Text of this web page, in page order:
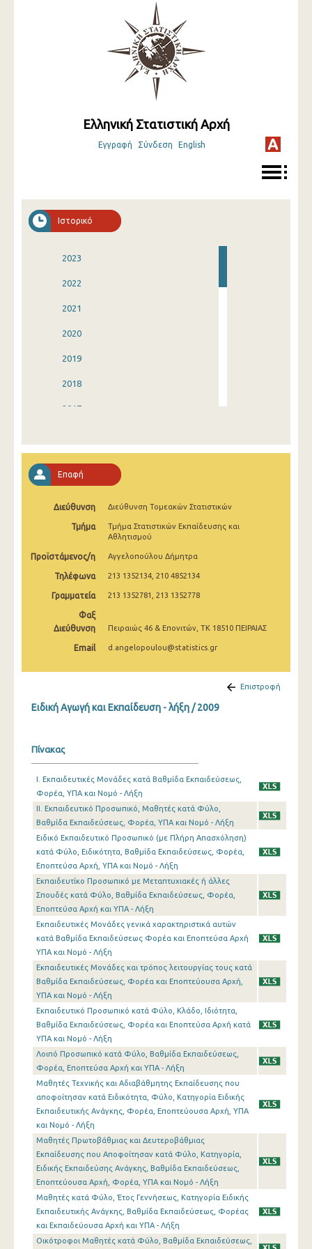
Ελληνική Στατιστική Αρχή
Εγγραφή Σύνδεση English
Ιστορικό
2023
2022
2021
2020
2019
2018
2017
2014
2013
2012
2011
2009
2008
2005
2002
2001
2000
1999
Επαφή
Διεύθυνση Διεύθυνση Τομεακών Στατιστικών
Τμήμα
Τμήμα Στατιστικών Εκπαίδευσης και
Αθλητισμού
Προϊστάμενος/η Αγγελοπούλου Δήμητρα
Τηλέφωνα 213 1352134, 210 4852134
Γραμματεία 213 1352781, 213 1352778
Φαξ
Διεύθυνση
Πειραιώς 46 & Επονιτών, ΤΚ 18510 ΠΕΙΡΑΙΑΣ
Email d.angelopoulou@statistics.gr
Επιστροφή
Ειδική Αγωγή και Εκπαίδευση - λήξη / 2009
Πίνακας
I. Εκπαιδευτικές Μονάδες κατά Βαθμίδα Εκπαιδεύσεως,
Φορέα, ΥΠΑ και Νομό - Λήξη
II. Εκπαιδευτικό Προσωπικό, Μαθητές κατά Φύλο,
Βαθμίδα Εκπαιδεύσεως, Φορέα, ΥΠΑ και Νομό - Λήξη
Ειδικό Εκπαιδευτικό Προσωπικό (με Πλήρη Απασχόληση)
κατά Φύλο, Ειδικότητα, Βαθμίδα Εκπαιδεύσεως, Φορέα,
Εποπτεύσα Αρχή, ΥΠΑ και Νομό - Λήξη
Εκπαιδευτίκο Προσωπικό με Μεταπτυχιακές ή άλλες
Σπουδές κατά Φύλο, Βαθμίδα Εκπαιδεύσεως, Φορέα,
Εποπτεύσα Αρχή και ΥΠΑ - Λήξη
Εκπαιδευτικές Μονάδες γενικά χαρακτηριστικά αυτών
κατά Βαθμίδα Εκπαιδεύσεως Φορέα και Εποπτεύσα Αρχή
ΥΠΑ και Νομό - Λήξη
Εκπαιδευτικές Μονάδες και τρόπος λειτουργίας τους κατά
Βαθμίδα Εκπαιδεύσεως, Φορέα και Εποπτεύουσα Αρχή,
ΥΠΑ και Νομό - Λήξη
Εκπαιδευτικό Προσωπικό κατά Φύλο, Κλάδο, Ιδιότητα,
Βαθμίδα Εκπαιδεύσεως, Φορέα και Εποπτεύσα Αρχή κατά
ΥΠΑ και Νομό - Λήξη
Λοιπό Προσωπικό κατά Φύλο, Βαθμίδα Εκπαιδεύσεως,
Φορέα, Εποπτεύσα Αρχή και ΥΠΑ - Λήξη
Μαθητές Τεχνικής και Αδιαβάθμητης Εκπαίδευσης που
αποφοίτησαν κατά Ειδικότητα, Φύλο, Κατηγορία Ειδικής
Εκπαιδευτικής Ανάγκης, Φορέα, Εποπτεύουσα Αρχή, ΥΠΑ
και Νομό - Λήξη
Μαθητές Πρωτοβάθμιας και Δευτεροβάθμιας
Εκπαίδευσης που Αποφοίτησαν κατά Φύλο, Κατηγορία,
Ειδικής Εκπαιδεύσης Ανάγκης, Βαθμίδα Εκπαιδεύσεως,
Εποπτεύουσα Αρχή, Φορέα, ΥΠΑ και Νομό - Λήξη
Μαθητές κατά Φύλο, Έτος Γεννήσεως, Κατηγορία Ειδικής
Εκπαιδευτικής Ανάγκης, Βαθμίδα Εκπαιδεύσεως, Φορέας
και Εκπαιδεύουσα Αρχή και ΥΠΑ - Λήξη
Οικότροφοι Μαθητές κατά Φύλο, Βαθμίδα Εκπαιδεύσεως,